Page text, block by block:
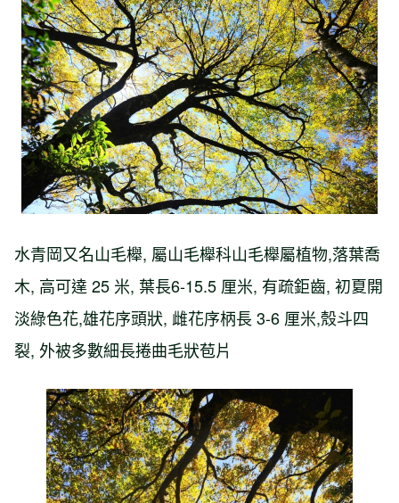
水青岡又名山毛櫸, 屬山毛櫸科山毛櫸屬植物,落葉喬
木, 高可達 25 米, 葉長6-15.5 厘米, 有疏鉅齒, 初夏開
淡綠色花,雄花序頭狀, 雌花序柄長 3-6 厘米,殼斗四
裂, 外被多數細長捲曲毛狀苞片